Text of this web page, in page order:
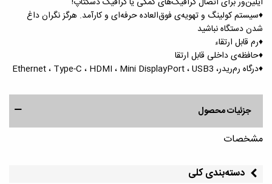
♦️سیستم کولینگ و تهویه‌ی فوق‌العاده حرفه‌ای و کارآمد. هرگز نگران داغ
شدن دستگاه نباشید
♦️رم قابل ارتقاء
♦️حافظه‌ی داخلی قابل ارتقا
♦️درگاه رم‌ریدر، Ethernet ، Type-C ، HDMI ، Mini DisplayPort ، USB3
جزئیات محصول
مشخصات
دسته‌بندی کلی